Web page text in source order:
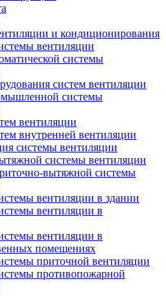
и кондиционирования
вентиляции
системы
систем вентиляции
системы
вентиляции
внутренней вентиляции
системы вентиляции
системы вентиляции
вытяжной системы
вентиляции в здании
вентиляции в
вентиляции в
помещениях
приточной вентиляции
противопожарной